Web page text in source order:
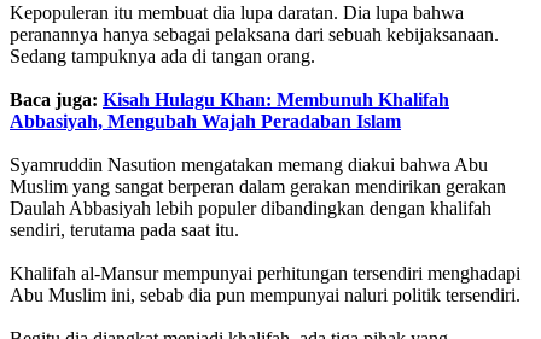
Kepopuleran itu membuat dia lupa daratan. Dia lupa bahwa
peranannya hanya sebagai pelaksana dari sebuah kebijaksanaan.
Sedang tampuknya ada di tangan orang.
Baca juga: Kisah Hulagu Khan: Membunuh Khalifah
Abbasiyah, Mengubah Wajah Peradaban Islam
Syamruddin Nasution mengatakan memang diakui bahwa Abu
Muslim yang sangat berperan dalam gerakan mendirikan gerakan
Daulah Abbasiyah lebih populer dibandingkan dengan khalifah
sendiri, terutama pada saat itu.
Khalifah al-Mansur mempunyai perhitungan tersendiri menghadapi
Abu Muslim ini, sebab dia pun mempunyai naluri politik tersendiri.